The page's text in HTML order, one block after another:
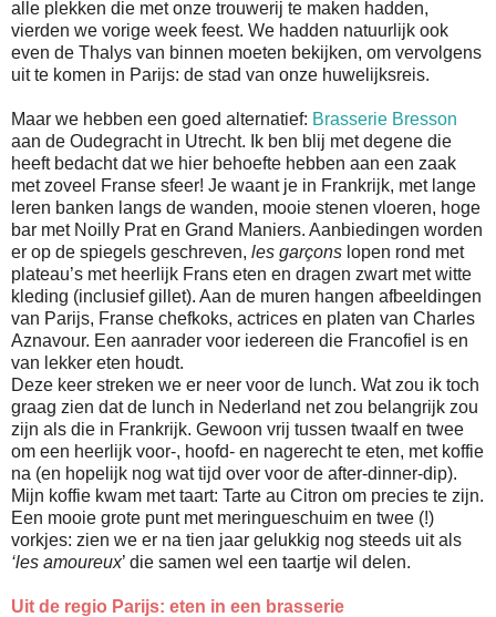
alle plekken die met onze trouwerij te maken hadden,
vierden we vorige week feest. We hadden natuurlijk ook
even de Thalys van binnen moeten bekijken, om vervolgens
uit te komen in Parijs: de stad van onze huwelijksreis.
Maar we hebben een goed alternatief: Brasserie Bresson
aan de Oudegracht in Utrecht. Ik ben blij met degene die
heeft bedacht dat we hier behoefte hebben aan een zaak
met zoveel Franse sfeer! Je waant je in Frankrijk, met lange
leren banken langs de wanden, mooie stenen vloeren, hoge
bar met Noilly Prat en Grand Maniers. Aanbiedingen worden
er op de spiegels geschreven, les garçons lopen rond met
plateau’s met heerlijk Frans eten en dragen zwart met witte
kleding (inclusief gillet). Aan de muren hangen afbeeldingen
van Parijs, Franse chefkoks, actrices en platen van Charles
Aznavour. Een aanrader voor iedereen die Francofiel is en
van lekker eten houdt.
Deze keer streken we er neer voor de lunch. Wat zou ik toch
graag zien dat de lunch in Nederland net zou belangrijk zou
zijn als die in Frankrijk. Gewoon vrij tussen twaalf en twee
om een heerlijk voor-, hoofd- en nagerecht te eten, met koffie
na (en hopelijk nog wat tijd over voor de after-dinner-dip).
Mijn koffie kwam met taart: Tarte au Citron om precies te zijn.
Een mooie grote punt met meringueschuim en twee (!)
vorkjes: zien we er na tien jaar gelukkig nog steeds uit als
‘les amoureux’ die samen wel een taartje wil delen.
Uit de regio Parijs: eten in een brasserie